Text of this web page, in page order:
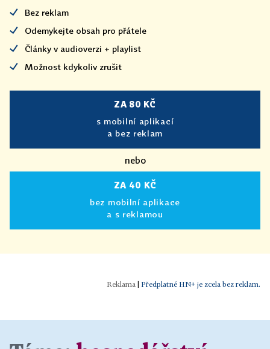
Bez reklam
Odemykejte obsah pro přátele
Články v audioverzi + playlist
Možnost kdykoliv zrušit
ZA 80 KČ
s mobilní aplikací
a bez reklam
nebo
ZA 40 KČ
bez mobilní aplikace
a s reklamou
Předplatné HN+ je zcela bez reklam.